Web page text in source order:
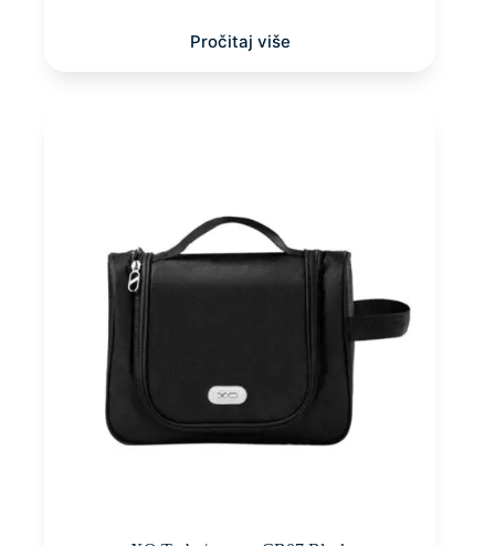
Pročitaj više